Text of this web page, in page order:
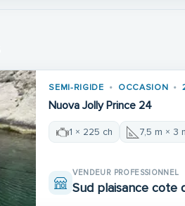
SEMI-RIGIDE OCCASION
Nuova Jolly Prince 24
1 × 225 ch 7,5 m × 3
VENDEUR PROFESSIONNEL
Sud plaisance cote